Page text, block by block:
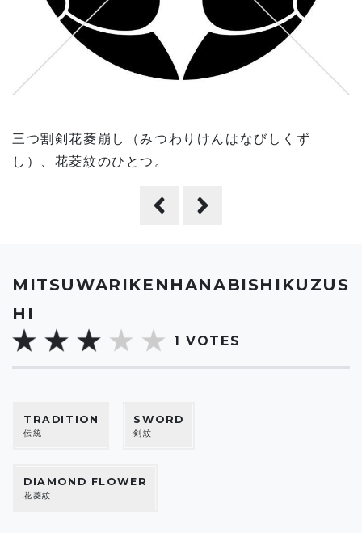
MITSUWARIKENHANABISHIKUZUS
HI
1 VOTES
TRADITION
伝統
SWORD
剣紋
DIAMOND FLOWER
花菱紋
三つ割剣花菱崩し（みつわりけんはなびしくず
し）、花菱紋のひとつ。